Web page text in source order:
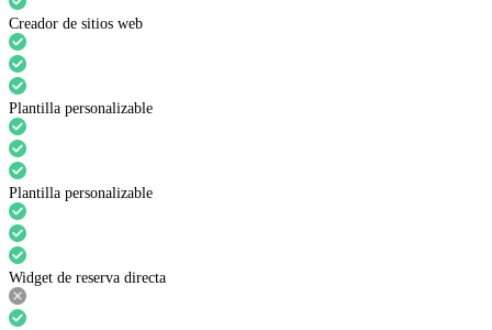
Creador de sitios web
Plantilla personalizable
Plantilla personalizable
Widget de reserva directa